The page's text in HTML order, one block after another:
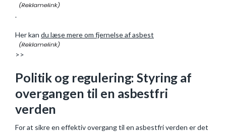
.
Her kan du læse mere om fjernelse af asbest
>>
Politik og regulering: Styring af
overgangen til en asbestfri
verden
For at sikre en effektiv overgang til en asbestfri verden er det